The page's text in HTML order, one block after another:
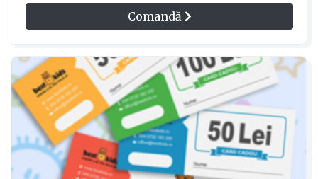
Comandă